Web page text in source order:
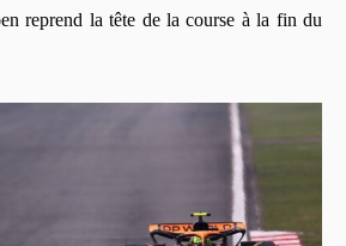
reprend la tête de la course à la fin du